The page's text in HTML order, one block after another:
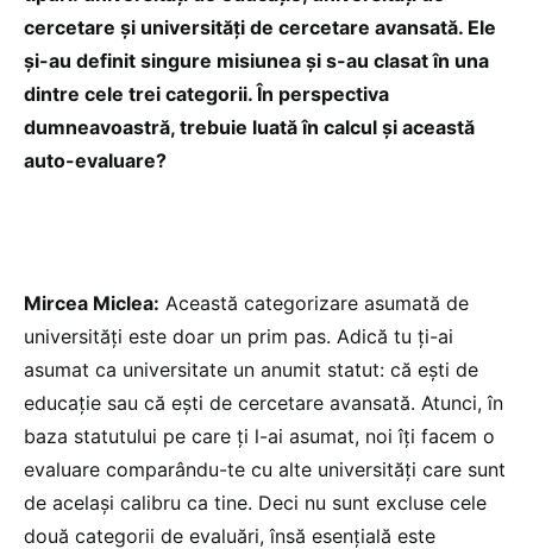
cercetare și universități de cercetare avansată. Ele
și-au definit singure misiunea și s-au clasat în una
dintre cele trei categorii. În perspectiva
dumneavoastră, trebuie luată în calcul și această
auto-evaluare?
Mircea Miclea: Această categorizare asumată de
universități este doar un prim pas. Adică tu ți-ai
asumat ca universitate un anumit statut: că ești de
educație sau că ești de cercetare avansată. Atunci, în
baza statutului pe care ți l-ai asumat, noi îți facem o
evaluare comparându-te cu alte universități care sunt
de același calibru ca tine. Deci nu sunt excluse cele
două categorii de evaluări, însă esențială este